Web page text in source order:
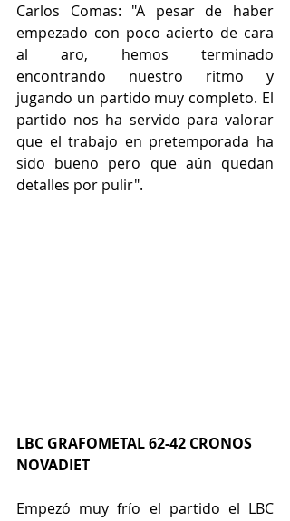
Carlos Comas: "A pesar de haber
empezado con poco acierto de cara
al aro, hemos terminado
encontrando nuestro ritmo y
jugando un partido muy completo. El
partido nos ha servido para valorar
que el trabajo en pretemporada ha
sido bueno pero que aún quedan
detalles por pulir".
LBC GRAFOMETAL 62-42 CRONOS
NOVADIET
Empezó muy frío el partido el LBC